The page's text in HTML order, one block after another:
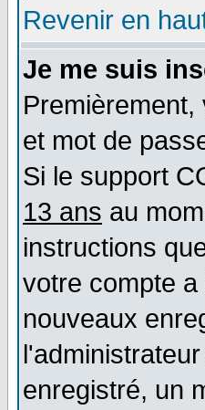
Revenir en
Je me suis
et mot de
Si le support
13 ans au
instructions
votre compte
nouveaux
enregistré, un